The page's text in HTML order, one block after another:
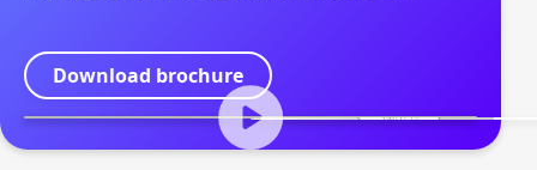
Download brochure